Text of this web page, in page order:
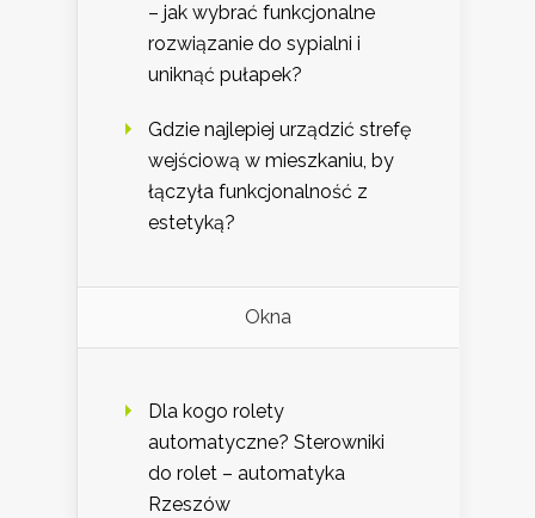
– jak wybrać funkcjonalne
rozwiązanie do sypialni i
uniknąć pułapek?
Gdzie najlepiej urządzić strefę
wejściową w mieszkaniu, by
łączyła funkcjonalność z
estetyką?
Okna
Dla kogo rolety
automatyczne? Sterowniki
do rolet – automatyka
Rzeszów